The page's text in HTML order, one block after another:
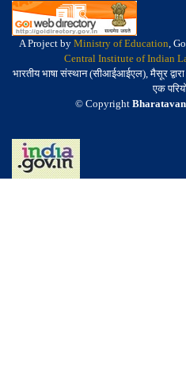
A Project by Ministry of Education,
Central Institute of Indian
भारतीय भाषा संस्थान (सीआईआईएल), मैसूर द्वारा
एक
© Copyright